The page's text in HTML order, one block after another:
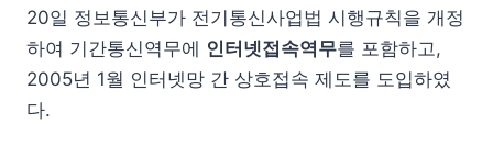
20일 정보통신부가 전기통신사업법 시행규칙을 개정
하여 기간통신역무에 인터넷접속역무를 포함하고,
2005년 1월 인터넷망 간 상호접속 제도를 도입하였
다.